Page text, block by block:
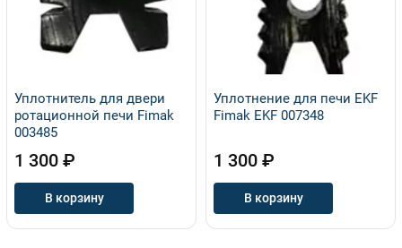
Уплотнитель для двери
ротационной печи Fimak
003485
1 300 ₽
В корзину
Уплотнение для печи EKF
Fimak EKF 007348
1 300 ₽
В корзину